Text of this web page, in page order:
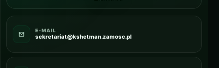
E-MAIL
sekretariat@kshetman.zamosc.pl